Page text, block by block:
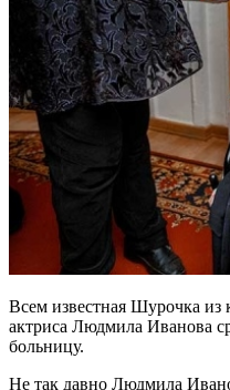
Всем известная Шурочка
актриса Людмила Иванова
больницу.
Не так давно Людмила